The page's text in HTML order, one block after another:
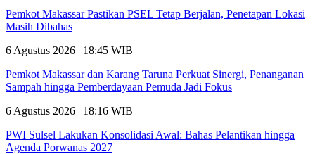
Pemkot Makassar Pastikan PSEL Tetap Berjalan, Penetapan Lokasi
Masih Dibahas
6 Agustus 2026 | 18:45 WIB
Pemkot Makassar dan Karang Taruna Perkuat Sinergi, Penanganan
Sampah hingga Pemberdayaan Pemuda Jadi Fokus
6 Agustus 2026 | 18:16 WIB
PWI Sulsel Lakukan Konsolidasi Awal: Bahas Pelantikan hingga
Agenda Porwanas 2027